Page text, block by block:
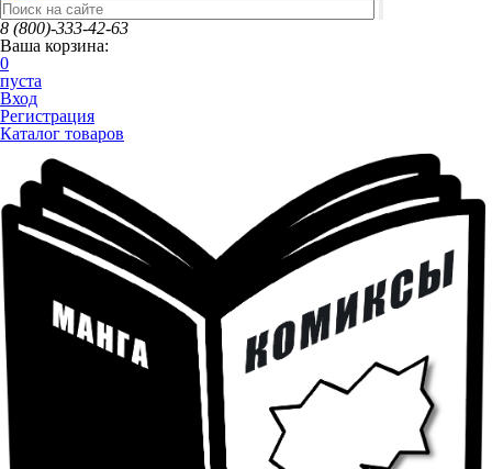
8 (800)-333-42-63
Ваша корзина:
0
пуста
Вход
Регистрация
Каталог товаров